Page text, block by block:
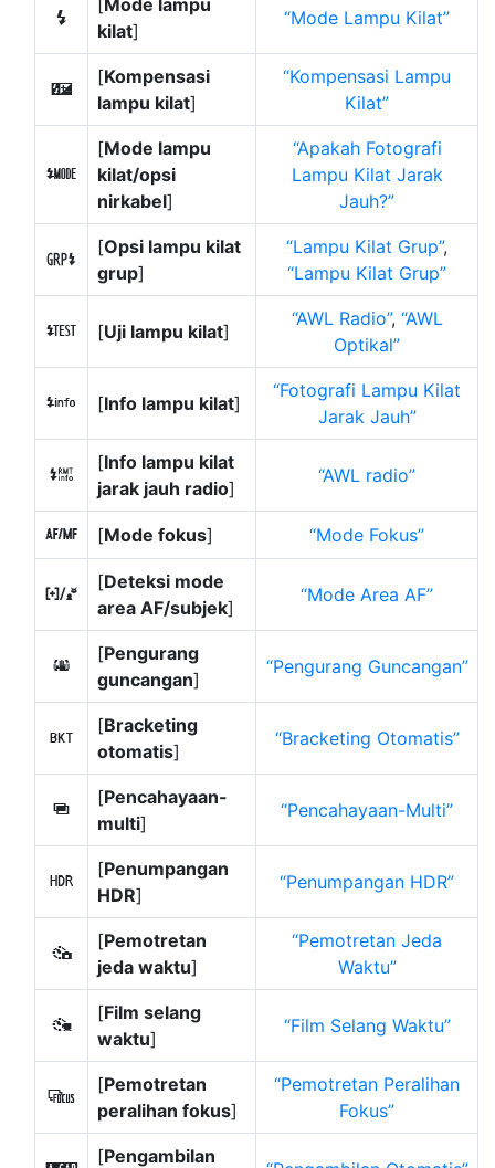
c
[Mode lampu
kilat]
Mode Lampu Kilat
Y
[Kompensasi
lampu kilat]
Kompensasi Lampu
Kilat
q
[Mode lampu
kilat/opsi
nirkabel]
Apakah Fotografi
Lampu Kilat Jarak
Jauh?
m
[Opsi lampu kilat
grup]
Lampu Kilat Grup ,
Lampu Kilat Grup
r [Uji lampu kilat]
AWL Radio , AWL
Optikal
s [Info lampu kilat]
Fotografi Lampu Kilat
Jarak Jauh
t
[Info lampu kilat
jarak jauh radio]
AWL radio
s [Mode fokus] Mode Fokus
7
[Deteksi mode
area AF/subjek]
Mode Area AF
u
[Pengurang
guncangan]
Pengurang Guncangan
t
[Bracketing
otomatis]
Bracketing Otomatis
$
[Pencahayaan-
multi]
Pencahayaan-Multi
2
[Penumpangan
HDR]
Penumpangan HDR
7
[Pemotretan
jeda waktu]
Pemotretan Jeda
Waktu
8
[Film selang
waktu]
Film Selang Waktu
9
[Pemotretan
peralihan fokus]
Pemotretan Peralihan
Fokus
[Pengambilan